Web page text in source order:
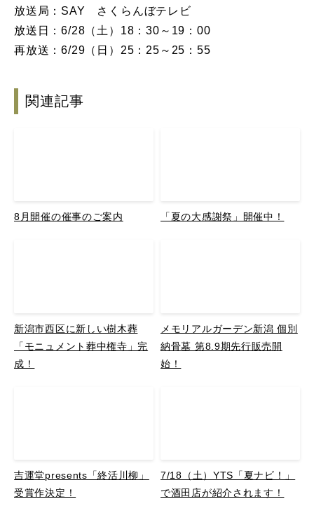
放送局：SAY さくらんぼテレビ
放送日：6/28（土）18：30～19：00
再放送：6/29（日）25：25～25：55
関連記事
8月開催の催事のご案内 「夏の大感謝祭」開催中！
新潟市西区に新しい樹木葬
「モニュメント葬中権寺」完
成！
メモリアルガーデン新潟 個別
納骨墓 第8.9期先行販売開
始！
吉運堂presents「終活川柳」
受賞作決定！
7/18（土）YTS「夏ナビ！」
で酒田店が紹介されます！